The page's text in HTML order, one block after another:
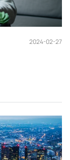
2024-02-27